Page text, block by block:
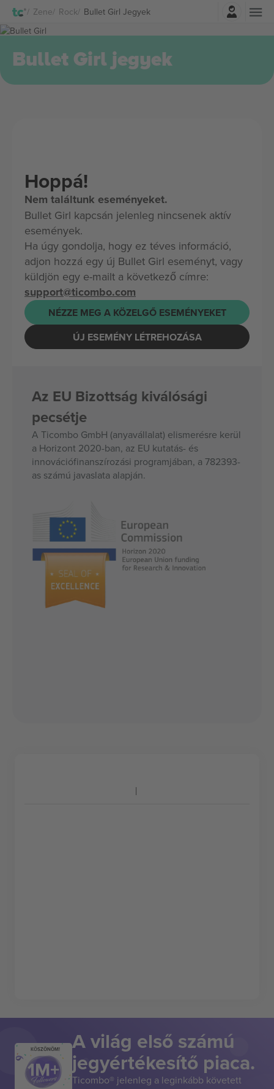
Zene Rock Bullet Girl Jegyek
Bullet Girl jegyek
Hoppá!
Nem találtunk eseményeket.
Bullet Girl kapcsán jelenleg nincsenek aktív
események.
Ha úgy gondolja, hogy ez téves információ,
adjon hozzá egy új Bullet Girl eseményt, vagy
küldjön egy e-mailt a következő címre:
support@ticombo.com
NÉZZE MEG A KÖZELGŐ ESEMÉNYEKET
ÚJ ESEMÉNY LÉTREHOZÁSA
Az EU Bizottság kiválósági
pecsétje
A Ticombo GmbH (anyavállalat) elismerésre kerül
a Horizont 2020-ban, az EU kutatás- és
innovációfinanszírozási programjában, a 782393-
as számú javaslata alapján.
KÖSZÖNÖM! A világ első számú
jegyértékesítő piaca.
Ticombo® jelenleg a leginkább követett